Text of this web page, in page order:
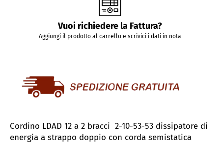
Vuoi richiedere la Fattura?
Aggiungi il prodotto al carrello e scrivici i dati in nota
Cordino LDAD 12 a 2 bracci 2-10-53-53 dissipatore di
energia a strappo doppio con corda semistatica